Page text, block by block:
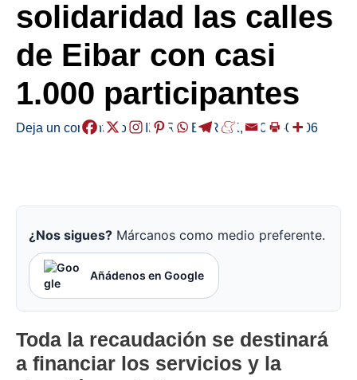
solidaridad las calles
de Eibar con casi
1.000 participantes
Deja un comentario /EIBAR ,HERRIAK,/2026-06-06
¿Nos sigues? Márcanos como medio preferente.
Añádenos en Google
Toda la recaudación se destinará
a financiar los servicios y la